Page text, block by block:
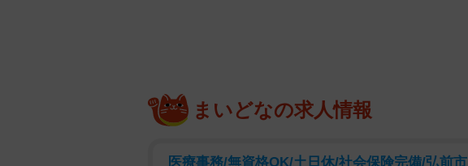
まいどなの求人情報
医療事務/無資格OK/土日休/社会保険完備/弘前市